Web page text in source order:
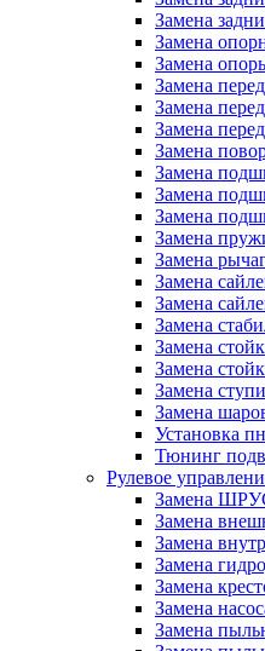
Замена
Замена
Замена
Замена
Замена
Замена
Замена
Замена
Замена
Замена
Замена
Замена
Замена
Замена
Замена
Замена
Замена
Замена
Замена
Установка
Тюнинг
Рулевое
Замена
Замена
Замена
Замена
Замена
Замена
Замена